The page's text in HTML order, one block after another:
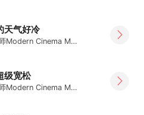
天气好冷
当代电影大师Modern Cinema Master
级宽松
当代电影大师Modern Cinema Master